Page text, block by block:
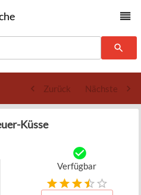
Zurück Nächste
Küsse
Verfügbar